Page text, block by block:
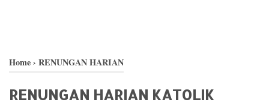
Home› RENUNGAN HARIAN
RENUNGAN HARIAN KATOLIK